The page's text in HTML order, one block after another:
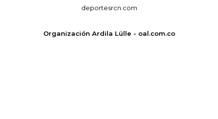
deportesrcn.com
Organización Ardila Lülle - oal.com.co